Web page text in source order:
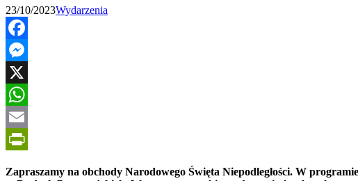
23/10/2023Wydarzenia
Facebook
Messenger
X
WhatsApp
Email
Zapraszamy na obchody Narodowego Święta Niepodległości. W